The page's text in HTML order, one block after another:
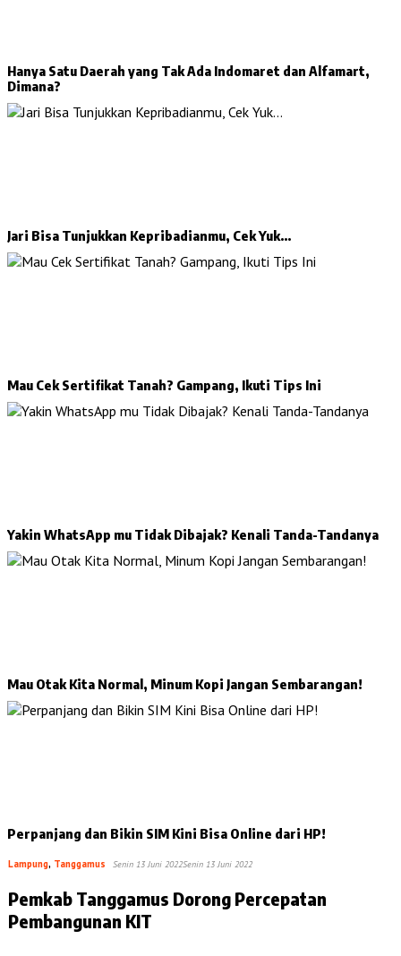
Hanya Satu Daerah yang Tak Ada Indomaret dan Alfamart,
Dimana?
Jari Bisa Tunjukkan Kepribadianmu, Cek Yuk…
Mau Cek Sertifikat Tanah? Gampang, Ikuti Tips Ini
Yakin WhatsApp mu Tidak Dibajak? Kenali Tanda-Tandanya
Mau Otak Kita Normal, Minum Kopi Jangan Sembarangan!
Perpanjang dan Bikin SIM Kini Bisa Online dari HP!
Lampung, Tanggamus Senin 13 Juni 2022Senin 13 Juni 2022
Pemkab Tanggamus Dorong Percepatan
Pembangunan KIT